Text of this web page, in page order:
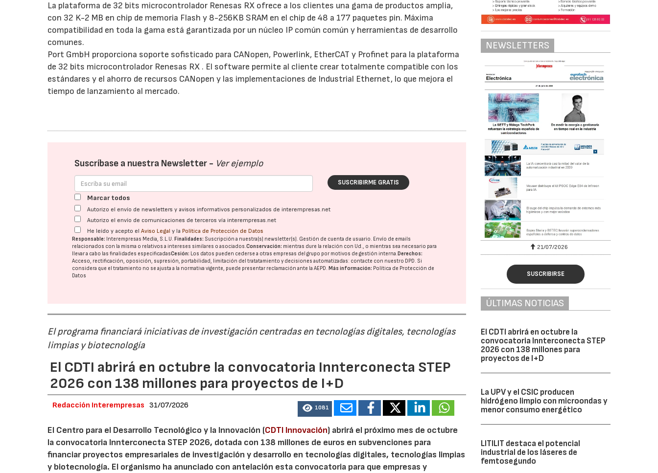
La plataforma de 32 bits microcontrolador Renesas RX ofrece a los clientes una gama de productos amplia,
con 32 K-2 MB en chip de memoria Flash y 8-256KB SRAM en el chip de 48 a 177 paquetes pin. Máxima
compatibilidad en toda la gama está garantizada por un núcleo IP común común y herramientas de desarrollo
comunes.
Port GmbH proporciona soporte sofisticado para CANopen, Powerlink, EtherCAT y Profinet para la plataforma
de 32 bits microcontrolador Renesas RX . El software permite al cliente crear totalmente compatible con los
estándares y el ahorro de recursos CANopen y las implementaciones de Industrial Ethernet, lo que mejora el
tiempo de lanzamiento al mercado.
Suscríbase a nuestra Newsletter - Ver ejemplo
SUSCRIBIRME GRATIS
Marcar todos
Autorizo el envío de newsletters y avisos informativos personalizados de interempresas.net
Autorizo el envío de comunicaciones de terceros vía interempresas.net
He leído y acepto elAviso Legal y la Política de Protección de Datos
Responsable: Interempresas Media, S.L.U. Finalidades: Suscripción a nuestra(s) newsletter(s). Gestión de cuenta de usuario. Envío de emails
relacionados con la misma o relativos a intereses similares o asociados.Conservación: mientras dure la relación con Ud., o mientras sea necesario para
llevar a cabo las finalidades especificadasCesión: Los datos pueden cederse a otras empresas del grupo por motivos de gestión interna. Derechos:
Acceso, rectificación, oposición, supresión, portabilidad, limitación del tratatamiento y decisiones automatizadas: contacte con nuestro DPD. Si
considera que el tratamiento no se ajusta a la normativa vigente, puede presentar reclamación ante laAEPD. Más información: Política de Protección de
Datos
El programa financiará iniciativas de investigación centradas en tecnologías digitales, tecnologías
limpias y biotecnología
El CDTI abrirá en octubre la convocatoria Innterconecta STEP
2026 con 138 millones para proyectos de I+D
Redacción Interempresas 31/07/2026 1081
El Centro para el Desarrollo Tecnológico y la Innovación (CDTI Innovación) abrirá el próximo mes de octubre
la convocatoria Innterconecta STEP 2026, dotada con 138 millones de euros en subvenciones para
financiar proyectos empresariales de investigación y desarrollo en tecnologías digitales, tecnologías limpias
y biotecnología. El organismo ha anunciado con antelación esta convocatoria para que empresas y
NEWSLETTERS
21/07/2026 28/07/2026 21/07/2026
SUSCRIBIRSE
ÚLTIMAS NOTICIAS
El CDTI abrirá en octubre la
convocatoria Innterconecta STEP
2026 con 138 millones para
proyectos de I+D
La UPV y el CSIC producen
hidrógeno limpio con microondas y
menor consumo energético
LITILIT destaca el potencial
industrial de los láseres de
femtosegundo